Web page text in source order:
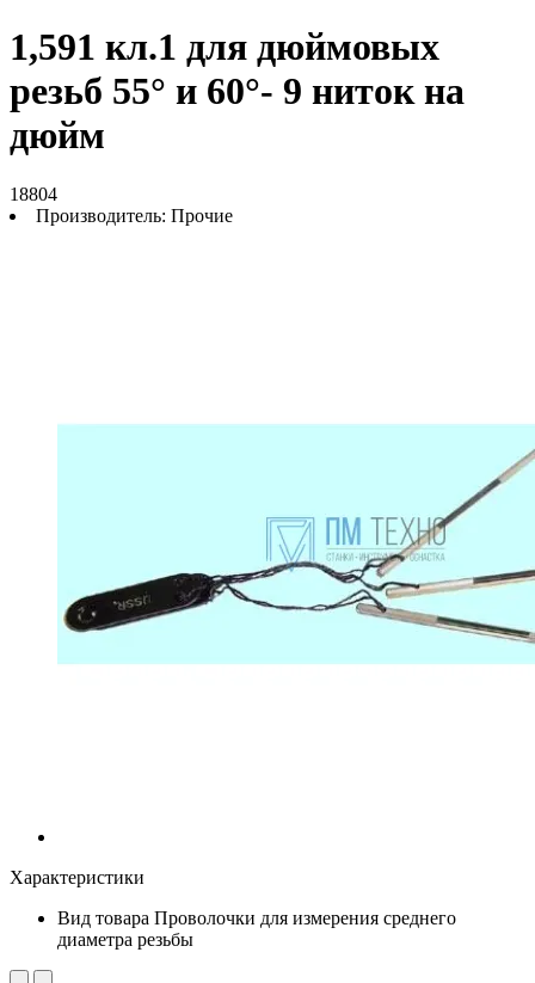
1,591 кл.1 для дюймовых
резьб 55° и 60°- 9 ниток на
дюйм
18804
Производитель: Прочие
Характеристики
Вид товара Проволочки для измерения среднего
диаметра резьбы